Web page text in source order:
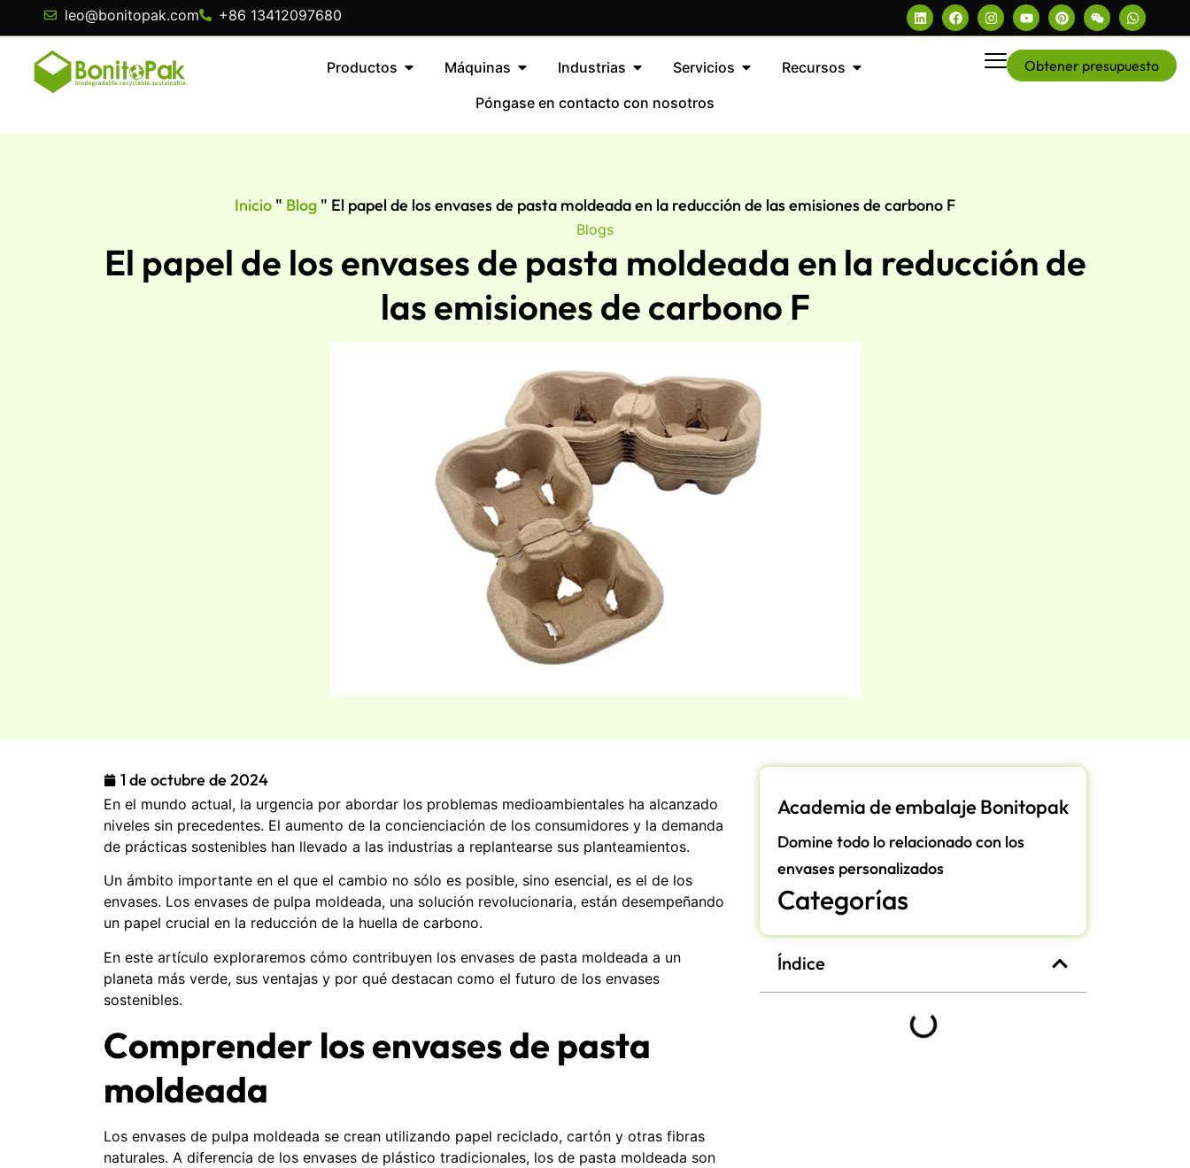
leo@bonitopak.com +86 13412097680
Productos Máquinas Industrias Servicios
Recursos
Póngase en contacto con nosotros
Obtener presupuesto
Inicio " Blog " El papel de los envases de pasta moldeada en la reducción de las emisiones de carbono F
Blogs
El papel de los envases de pasta moldeada en la reducción de
las emisiones de carbono F
1 de octubre de 2024
En el mundo actual, la urgencia por abordar los problemas medioambientales ha alcanzado
niveles sin precedentes. El aumento de la concienciación de los consumidores y la demanda
de prácticas sostenibles han llevado a las industrias a replantearse sus planteamientos.
Un ámbito importante en el que el cambio no sólo es posible, sino esencial, es el de los
envases. Los envases de pulpa moldeada, una solución revolucionaria, están desempeñando
un papel crucial en la reducción de la huella de carbono.
En este artículo exploraremos cómo contribuyen los envases de pasta moldeada a un
planeta más verde, sus ventajas y por qué destacan como el futuro de los envases
sostenibles.
Comprender los envases de pasta
moldeada
Los envases de pulpa moldeada se crean utilizando papel reciclado, cartón y otras fibras
naturales. A diferencia de los envases de plástico tradicionales, los de pasta moldeada son
Academia de embalaje Bonitopak
Domine todo lo relacionado con los
envases personalizados
Categorías
Índice